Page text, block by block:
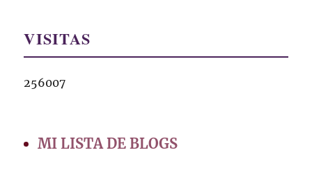
VISITAS
256007
MI LISTA DE BLOGS